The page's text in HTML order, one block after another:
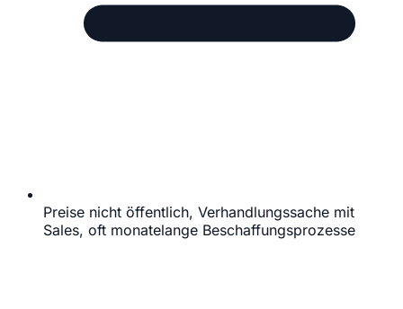
Preise nicht öffentlich, Verhandlungssache mit
Sales, oft monatelange Beschaffungsprozesse